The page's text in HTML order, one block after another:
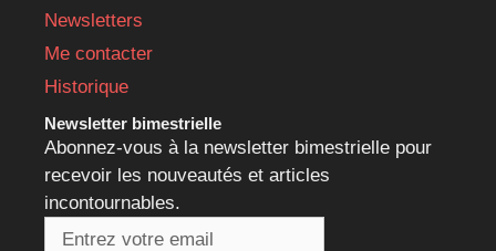
Newsletters
Me contacter
Historique
Newsletter bimestrielle
Abonnez-vous à la newsletter bimestrielle pour
recevoir les nouveautés et articles
incontournables.